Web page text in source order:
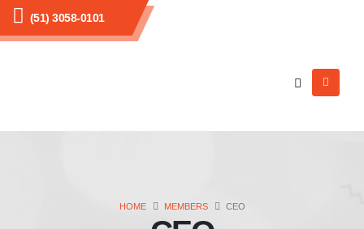
(51) 3058-0101
HOME MEMBERS CEO